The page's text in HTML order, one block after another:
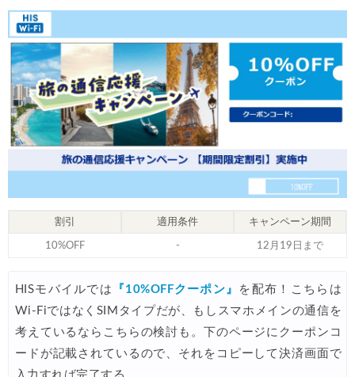
06/18
06/18 Expedia) 夏旅特大ホテル 最大40%OFFセール
06/17 JAL) 海外航空券+ホテル 最大40,000円OFFクーポン
06/16 楽天トラベル) 海外ツアー(スーパーセール) 最大50,000円OFFクー
06/15 Trip.com) ロサンゼルス旅行 最大50%OFFセール
楽天トラベル) 海外ツアー 最大30,000円OFFクーポン
Agoda) 夏旅行ホテル 最大20%OFFセール
Agoda) リゾートホテル 最大15%OFFセール
HIS) 海外航空券 2,000円OFFクーポン
JTB) 海外ツアータイムセール
06/11 HIS) イギリスツアー(添乗員同行) 最大15,000円OFFクーポ
06/11 JAL) 海外航空券タイムセール
06/10 楽天トラベル) 海外ツアー 最大30,000円OFFクーポン
割引 適用条件 キャンペーン期間
10%OFF - 12月19日まで
HISモバイルでは 『10%OFFクーポン』
を配布！こちらは
Wi-FiではなくSIMタイプだが、もしスマホメインの通信を
考えているならこちらの検討も。下のページにクーポンコ
ードが記載されているので、それをコピーして決済画面で